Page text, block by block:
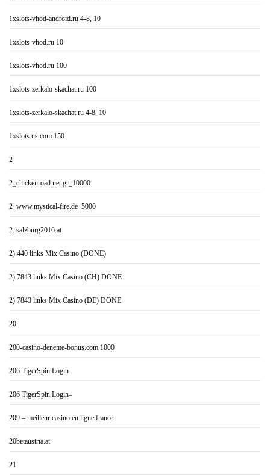
1xslots-vhod-android.ru 4-8, 10
1xslots-vhod.ru 10
1xslots-vhod.ru 100
1xslots-zerkalo-skachat.ru 100
1xslots-zerkalo-skachat.ru 4-8, 10
1xslots.us.com 150
2
2_chickenroad.net.gr_10000
2_www.mystical-fire.de_5000
2. salzburg2016.at
2) 440 links Mix Casino (DONE)
2) 7843 links Mix Casino (CH) DONE
2) 7843 links Mix Casino (DE) DONE
20
200-casino-deneme-bonus.com 1000
206 TigerSpin Login
206 TigerSpin Login–
209 – meilleur casino en ligne france
20betaustria.at
21